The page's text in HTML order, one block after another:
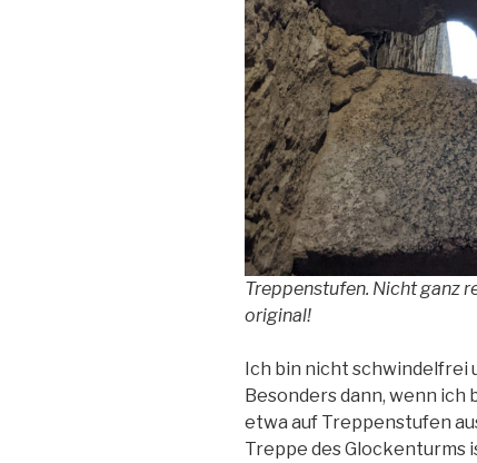
Treppenstufen. Nicht ganz
original!
Ich bin nicht schwindelfrei
Besonders dann, wenn ich
etwa auf Treppenstufen
Treppe des Glockenturms